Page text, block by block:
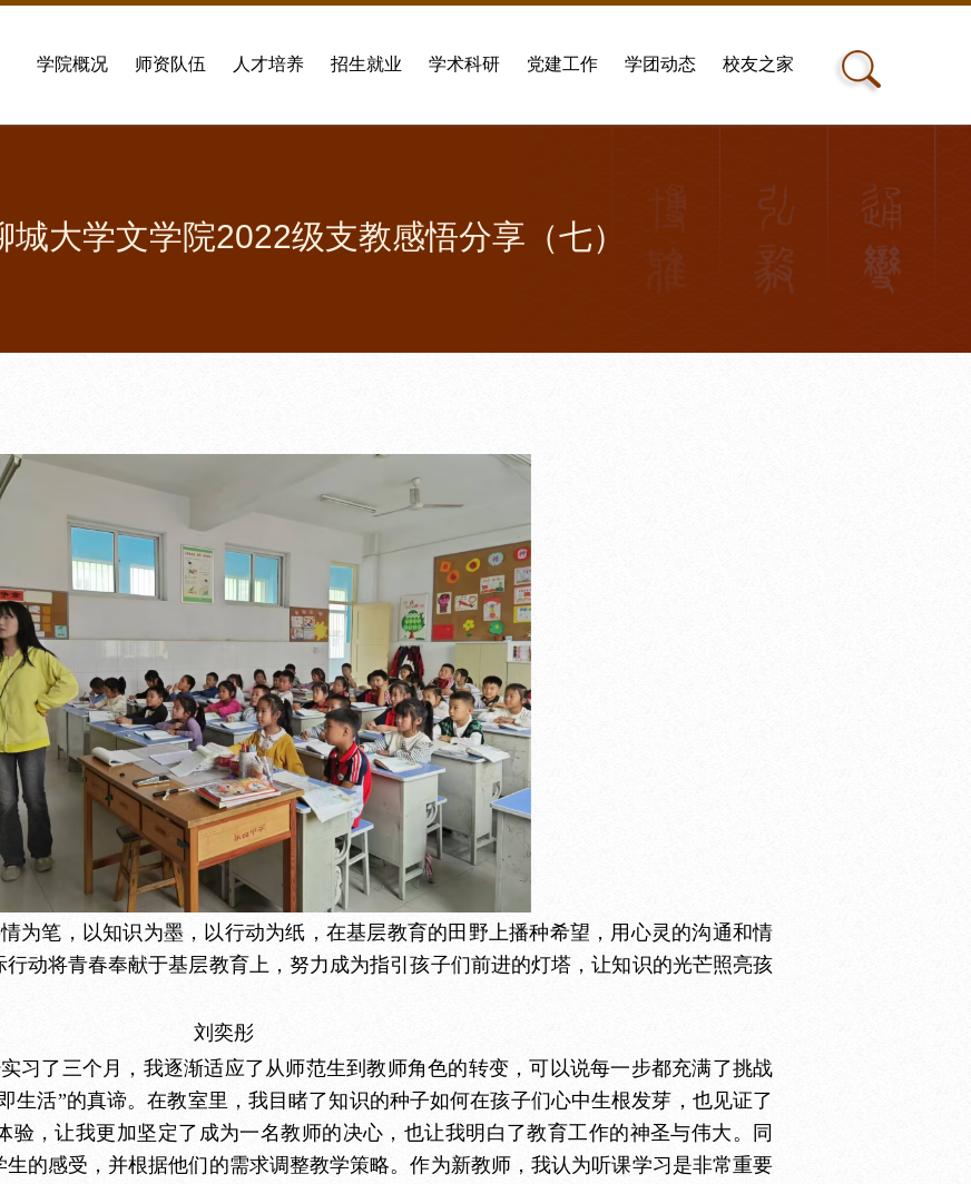
学院概况 师资队伍 人才培养 招生就业 学术科研 党建工作 学团动态 校友之家
城大学文学院2022级支教感悟分享（七）
为笔，以知识为墨，以行动为纸，在基层教育的田野上播种希望，用心灵的沟通和情
动将青春奉献于基层教育上，努力成为指引孩子们前进的灯塔，让知识的光芒照亮孩
刘奕彤
习了三个月，我逐渐适应了从师范生到教师角色的转变，可以说每一步都充满了挑战
生活”的真谛。在教室里，我目睹了知识的种子如何在孩子们心中生根发芽，也见证了
验，让我更加坚定了成为一名教师的决心，也让我明白了教育工作的神圣与伟大。同
的感受，并根据他们的需求调整教学策略。作为新教师，我认为听课学习是非常重要